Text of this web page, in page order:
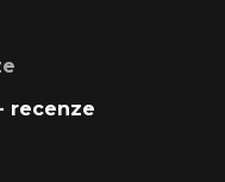
recenze